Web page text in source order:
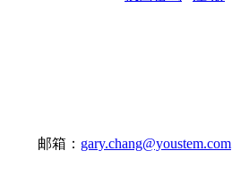
邮箱： gary.chang@youstem.com